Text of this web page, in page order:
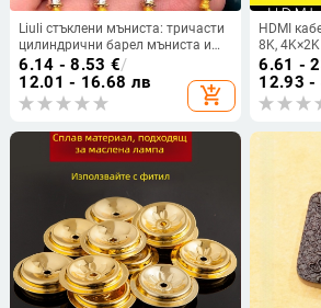
Liuli стъклени мъниста: тричасти
цилиндрични барел мъниста и
мъниста във формата на диня,
аксесоари за будистка Mala със
звезда и луна
6.14 - 8.53 €/
12.01 - 16.68 лв
add_shopping_cart
HDMI
8K,
мед без
6.61 -
12.93 -